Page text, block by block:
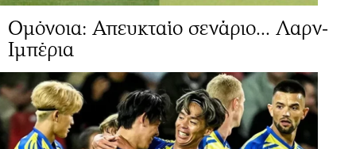
Ομόνοια: Απευκταίο σενάριο... Λαρν-
Ιμπέρια